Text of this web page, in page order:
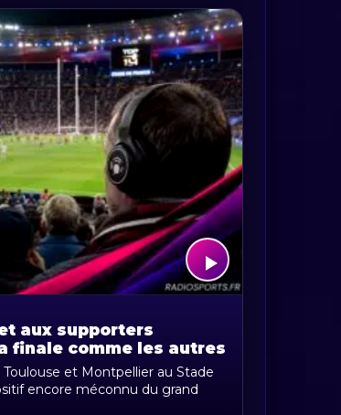
aux supporters
finale comme les autres
et Montpellier au Stade
encore méconnu du grand